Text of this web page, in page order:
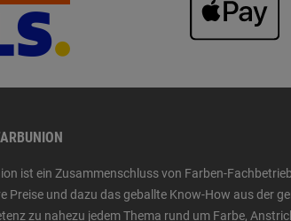
ist ein Zusammenschluss von Farben-
Preise und dazu das geballte Know-How aus der
zu nahezu jedem Thema rund um Farbe,